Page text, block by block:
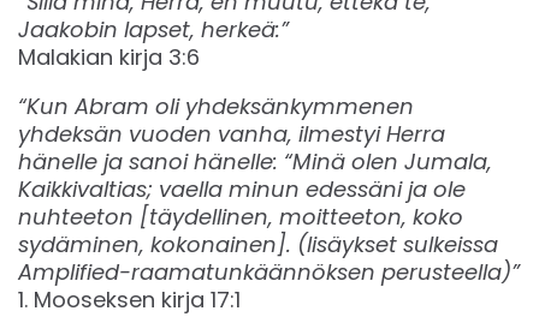
Jaakobin lapset, herkeä:”
Malakian kirja 3:6
“Kun Abram oli yhdeksänkymmenen
yhdeksän vuoden vanha, ilmestyi Herra
hänelle ja sanoi hänelle: “Minä olen Jumala,
Kaikkivaltias; vaella minun edessäni ja ole
nuhteeton [täydellinen, moitteeton, koko
sydäminen, kokonainen]. (lisäykset sulkeissa
Amplified-raamatunkäännöksen perusteella)”
1. Mooseksen kirja 17:1